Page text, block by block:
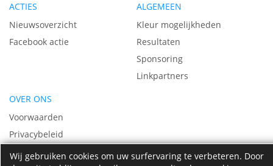
Wij gebruiken cookies om uw surfervaring te verbeteren. Door
ACTIES
Nieuwsoverzicht
Facebook actie
ALGEMEEN
Kleur mogelijkheden
Resultaten
Sponsoring
Linkpartners
OVER ONS
Voorwaarden
Privacybeleid
Vacatures